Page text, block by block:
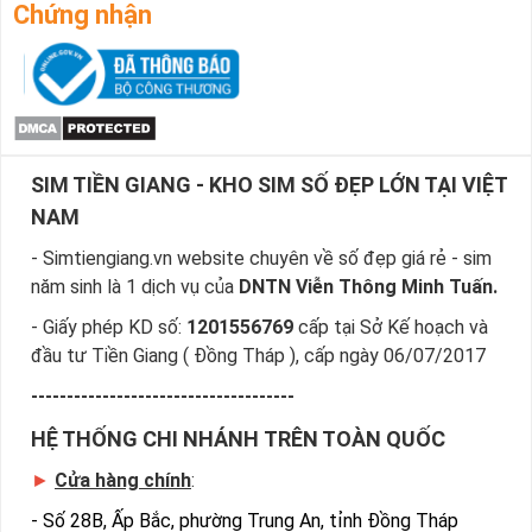
những yêu cầu của bạn, giúp bạn tìm sim nhanh nhất.
Bước 4 : Khi đã chọn được số ưng ý, bạn chọn “Đặt
mua” và điền các thông tin cá nhân của bạn.
Sau khi nhận được đơn đặt hàng của bạn, nhân viên sẽ gọi
điện và chốt đơn và gửi sim về theo địa chỉ của bạn.
được sim số đẹp giá rẻ, sim giảm giá gọi ngay vào
Hotline:0981.63.63.63 để đặt mua sim, hoặc có thể đến trực
Chứng nhận
SIM TIỀN GIANG - KHO SIM SỐ ĐẸP LỚN TẠI VIỆT
NAM
- Simtiengiang.vn website chuyên về số đẹp giá rẻ - sim
năm sinh là 1 dịch vụ của DNTN Viễn Thông Minh Tuấn.
- Giấy phép KD số: 1201556769 cấp tại Sở Kế hoạch và
đầu tư Tiền Giang ( Đồng Tháp ), cấp ngày 06/07/2017
-------------------------------------
HỆ THỐNG CHI NHÁNH TRÊN TOÀN QUỐC
► Cửa hàng chính:
- Số 28B, Ấp Bắc, phường Trung An, tỉnh Đồng Tháp